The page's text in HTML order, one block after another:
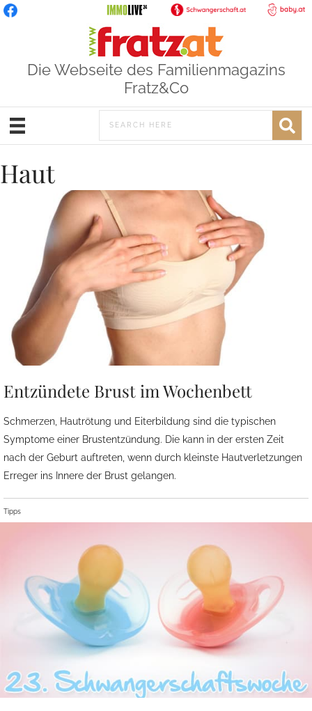
Die Webseite des Familienmagazins
Fratz&Co
Haut
Entzündete Brust im Wochenbett
Schmerzen, Hautrötung und Eiterbildung sind die typischen
Symptome einer Brustentzündung. Die kann in der ersten Zeit
nach der Geburt auftreten, wenn durch kleinste Hautverletzungen
Erreger ins Innere der Brust gelangen.
Tipps